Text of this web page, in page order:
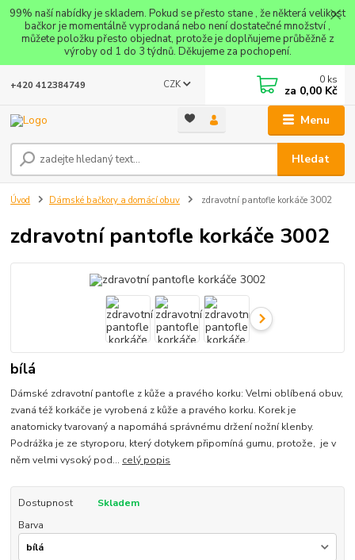
99% naší nabídky je skladem. Pokud se přesto stane , že některá velikost
bačkor je momentálně vyprodaná nebo není dostatečné množství ,
můžete položku přesto objednat, protože je doplňujeme průběžně z
výroby od 1 do 3 týdnů. Děkujeme za pochopení.
Menu
CZK
Hledat
+420 412384749 0 ks
za 0,00 Kč
Úvod Dámské bačkory a domácí obuv zdravotní pantofle korkáče 3002
zdravotní pantofle korkáče 3002
bílá
Dámské zdravotní pantofle z kůže a pravého korku: Velmi oblíbená obuv,
zvaná též korkáče je vyrobená z kůže a pravého korku. Korek je
anatomicky tvarovaný a napomáhá správnému držení nožní klenby.
Podrážka je ze styroporu, který dotykem připomíná gumu, protože, je v
něm velmi vysoký pod... celý popis
Dostupnost
Skladem
Barva